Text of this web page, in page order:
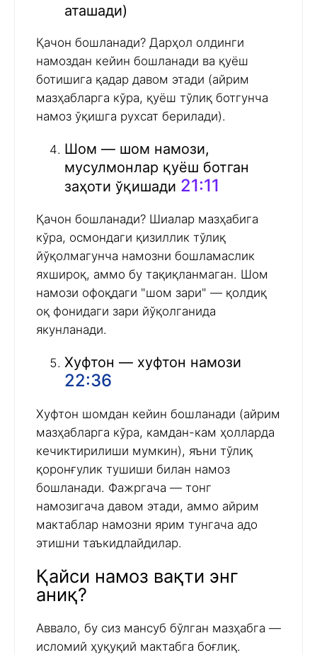
аташади)
Қачон бошланади? Дарҳол олдинги
намоздан кейин бошланади ва қуёш
ботишига қадар давом этади (айрим
мазҳабларга кўра, қуёш тўлиқ ботгунча
намоз ўқишга рухсат берилади).
Шом — шом намози,
мусулмонлар қуёш ботган
заҳоти ўқишади 21:11
Қачон бошланади? Шиалар мазҳабига
кўра, осмондаги қизиллик тўлиқ
йўқолмагунча намозни бошламаслик
яхшироқ, аммо бу тақиқланмаган. Шом
намози офоқдаги "шом зари" — қолдиқ
оқ фонидаги зари йўқолганида
якунланади.
Хуфтон — хуфтон намози
22:36
Хуфтон шомдан кейин бошланади (айрим
мазҳабларга кўра, камдан-кам ҳолларда
кечиктирилиши мумкин), яъни тўлиқ
қоронғулик тушиши билан намоз
бошланади. Фажргача — тонг
намозигача давом этади, аммо айрим
мактаблар намозни ярим тунгача адо
этишни таъкидлайдилар.
Қайси намоз вақти энг
аниқ?
Аввало, бу сиз мансуб бўлган мазҳабга —
исломий ҳуқуқий мактабга боғлиқ.